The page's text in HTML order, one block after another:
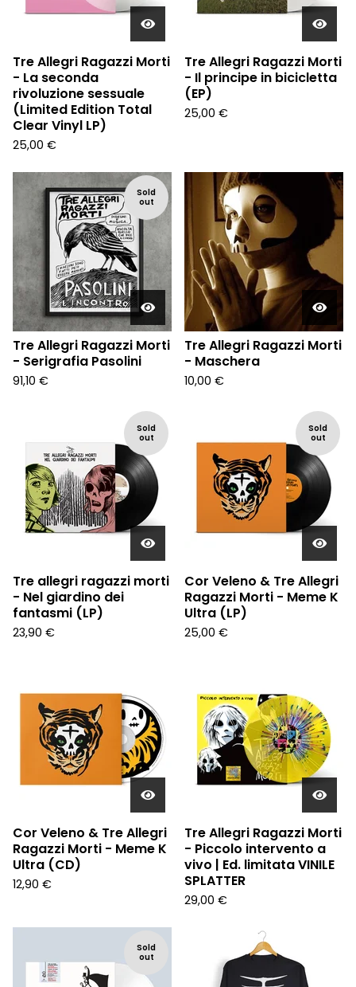
Tre Allegri Ragazzi Morti
- La seconda
rivoluzione sessuale
(Limited Edition Total
Clear Vinyl LP)
25,00 €
Tre Allegri Ragazzi Morti
- Il principe in bicicletta
(EP)
25,00 €
Sold
out
Tre Allegri Ragazzi Morti
- Serigrafia Pasolini
91,10 €
Tre Allegri Ragazzi Morti
- Maschera
10,00 €
Sold
out
Tre allegri ragazzi morti
- Nel giardino dei
fantasmi (LP)
23,90 €
Sold
out
Cor Veleno & Tre Allegri
Ragazzi Morti - Meme K
Ultra (LP)
25,00 €
Cor Veleno & Tre Allegri
Ragazzi Morti - Meme K
Ultra (CD)
12,90 €
Tre Allegri Ragazzi Morti
- Piccolo intervento a
vivo | Ed. limitata VINILE
SPLATTER
29,00 €
Sold
out